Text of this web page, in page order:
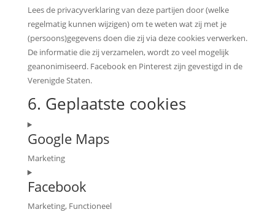
Lees de privacyverklaring van deze partijen door (welke
regelmatig kunnen wijzigen) om te weten wat zij met je
(persoons)gegevens doen die zij via deze cookies verwerken.
De informatie die zij verzamelen, wordt zo veel mogelijk
geanonimiseerd. Facebook en Pinterest zijn gevestigd in de
Verenigde Staten.
6. Geplaatste cookies
Google Maps
Marketing
Consent
to
Facebook
Marketing, Functioneel